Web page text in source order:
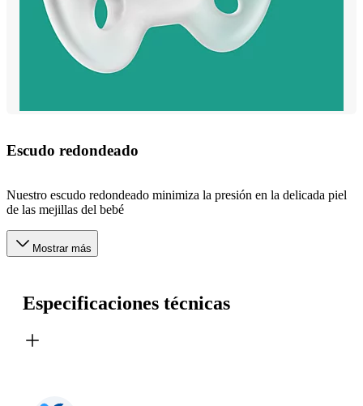
Escudo redondeado
Nuestro escudo redondeado minimiza la presión en la delicada piel
de las mejillas del bebé
Mostrar más
Especificaciones técnicas